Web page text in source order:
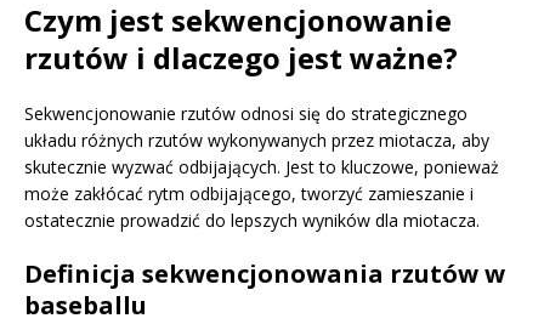
Czym jest sekwencjonowanie
rzutów i dlaczego jest ważne?
Sekwencjonowanie rzutów odnosi się do strategicznego
układu różnych rzutów wykonywanych przez miotacza, aby
skutecznie wyzwać odbijających. Jest to kluczowe, ponieważ
może zakłócać rytm odbijającego, tworzyć zamieszanie i
ostatecznie prowadzić do lepszych wyników dla miotacza.
Definicja sekwencjonowania rzutów w
baseballu